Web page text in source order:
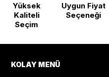
Yüksek
Kaliteli
Seçim
Uygun Fiyat
Seçeneği
KOLAY MENÜ